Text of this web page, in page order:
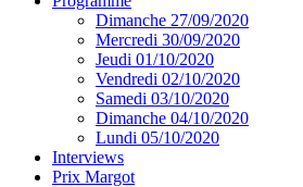
Dimanche 27/09/2020
Mercredi 30/09/2020
Jeudi 01/10/2020
Vendredi 02/10/2020
Samedi 03/10/2020
Dimanche 04/10/2020
Lundi 05/10/2020
Interviews
Prix Margot